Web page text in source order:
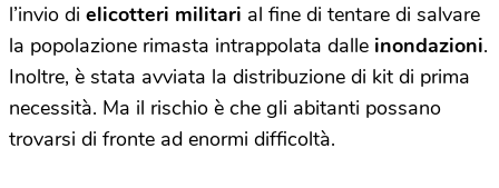
l’invio di elicotteri militari al fine di tentare di salvare
la popolazione rimasta intrappolata dalle inondazioni.
Inoltre, è stata avviata la distribuzione di kit di prima
necessità. Ma il rischio è che gli abitanti possano
trovarsi di fronte ad enormi difficoltà.